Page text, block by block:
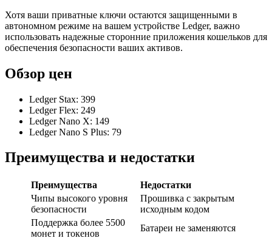
Хотя ваши приватные ключи остаются защищенными в
автономном режиме на вашем устройстве Ledger, важно
использовать надежные сторонние приложения кошельков для
обеспечения безопасности ваших активов.
Обзор цен
Ledger Stax: 399
Ledger Flex: 249
Ledger Nano X: 149
Ledger Nano S Plus: 79
Преимущества и недостатки
Преимущества
Недостатки
Чипы высокого уровня
безопасности
Прошивка с закрытым
исходным кодом
Поддержка более 5500
монет и токенов
Батареи не заменяются